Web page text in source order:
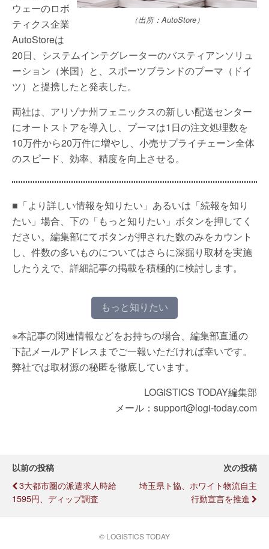
（出所：AutoStore）
ウェーのロボ
ティクス企業
AutoStoreは
20日、システムインテグレーターのバスティアンソリュ
ーション（米国）と、スポーツブランドのプーマ（ドイ
ツ）と提携したと発表した。
両社は、アリゾナ州フェニックスの新しい配送センター
にオートストアを導入し、プーマは1日の注文処理数を
10万件から20万件に増やし、小売サプライチェーン全体
のスピード、効率、精度を向上させる。
■「より詳しい情報を知りたい」あるいは「続報を知り
たい」場合、下の「もっと知りたい」ボタンを押してく
ださい。編集部にてボタンが押された数のみをカウント
し、件数の多いものについてはさらに深掘り取材を実施
したうえで、詳細記事の掲載を積極的に検討します。
もっと知りたい
※本記事の関連情報などをお持ちの場合、編集部直通の
下記メールアドレスまでご一報いただければ幸いです。
弊社では取材源の秘匿を徹底しています。
LOGISTICS TODAY編集部
メール：support@logi-today.com
以前の投稿
3大都市圏の派遣求人時給
1595円、ディップ調査
次の投稿
埼玉県ト協、ホワイト物流自主
行動宣言を推進
© LOGISTICS TODAY